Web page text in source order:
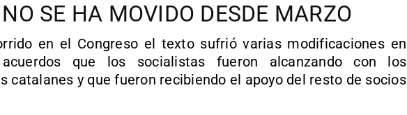
SE HA MOVIDO DESDE MARZO
en el Congreso el texto sufrió varias modificaciones en
que los socialistas fueron alcanzando con los
catalanes y que fueron recibiendo el apoyo del resto de socios